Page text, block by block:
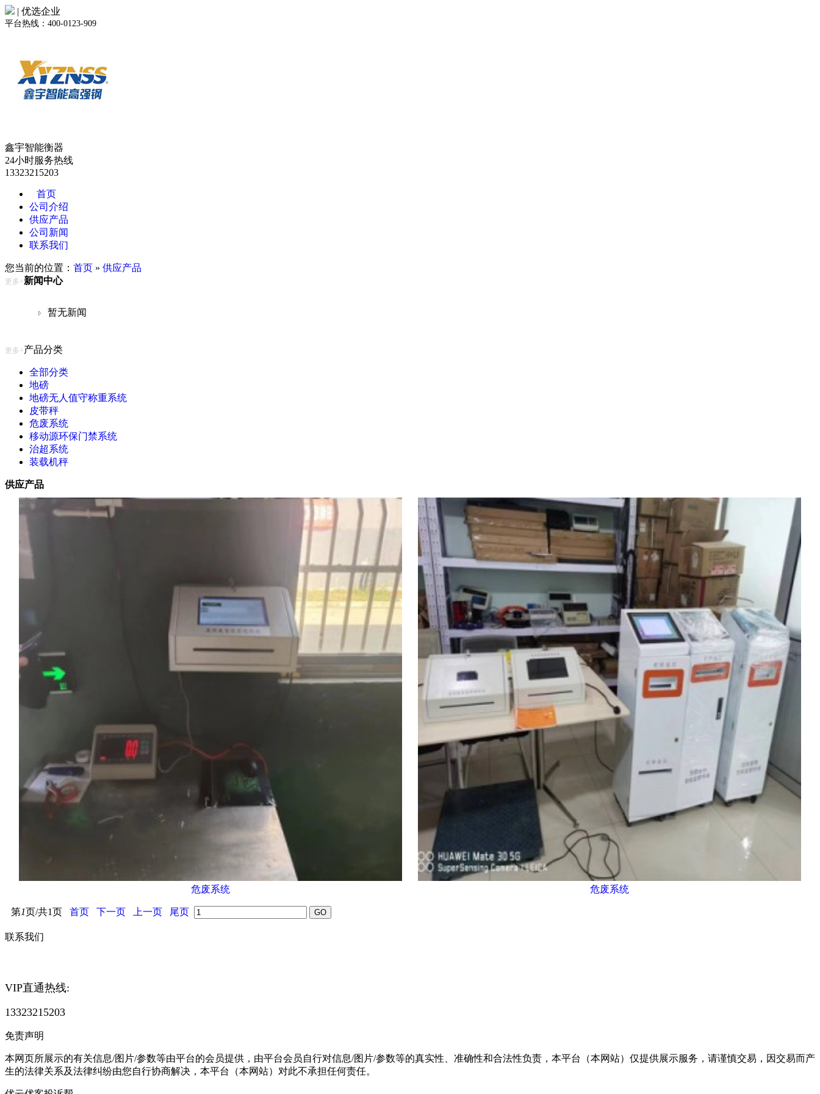
| 优选企业
平台热线：400-0123-909
鑫宇智能衡器
24小时服务热线
13323215203
首页
公司介绍
供应产品
公司新闻
联系我们
您当前的位置： 首页 » 供应产品
更多+新闻中心
暂无新闻
更多+产品分类
全部分类
地磅
地磅无人值守称重系统
皮带秤
危废系统
移动源环保门禁系统
治超系统
装载机秤
供应产品
危废系统 危废系统
第1页/共1页 首页 下一页 上一页 尾页
联系我们
VIP直通热线:
13323215203
免责声明
本网页所展示的有关信息/图片/参数等由平台的会员提供，由平台会员自行对信息/图片/参数等的真实性、准确性和合法性负责，本平台（本网站）仅提供展示服务，请谨慎交易，因交易而产
生的法律关系及法律纠纷由您自行协商解决，本平台（本网站）对此不承担任何责任。